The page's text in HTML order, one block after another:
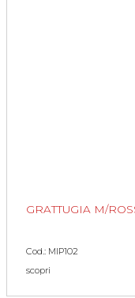
GRATTUGIA M/
Cod.: MIP102
scopri